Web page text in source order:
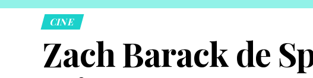
CINE
Zach Barack de